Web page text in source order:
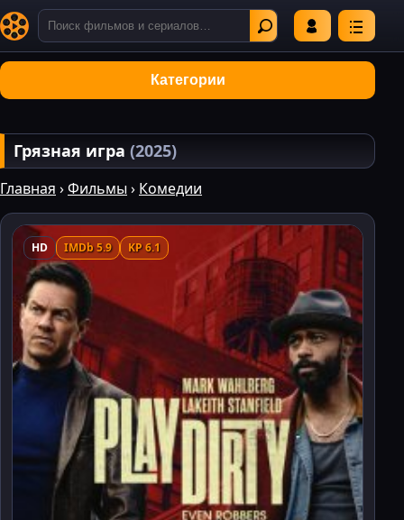
Категории
Грязная игра (2025)
Главная ›Фильмы › Комедии
HD IMDb 5.9 KP 6.1